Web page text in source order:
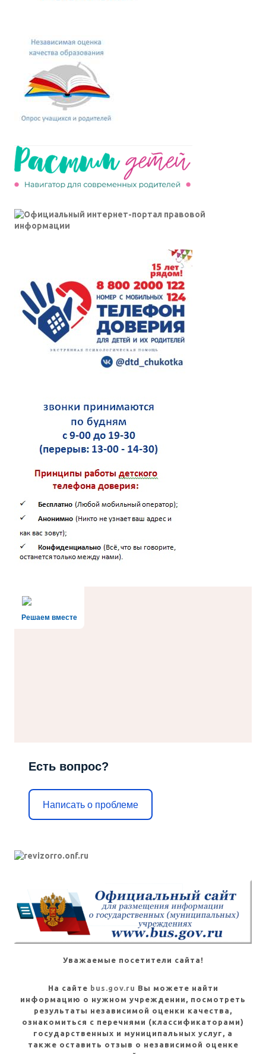
Решаем вместе
Есть вопрос?
Написать о проблеме
Уважаемые посетители сайта!
На сайте bus.gov.ru Вы можете найти
информацию о нужном учреждении, посмотреть
результаты независимой оценки качества,
ознакомиться с перечнями (классификаторами)
государственных и муниципальных услуг, а
также оставить отзыв о независимой оценке